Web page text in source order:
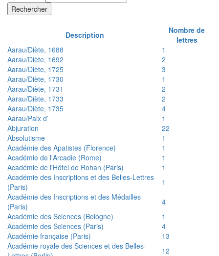
Rechercher
Description
Nombre de
lettres
Aarau/Diète, 1688
1
Aarau/Diète, 1692
2
Aarau/Diète, 1725
3
Aarau/Diète, 1730
1
Aarau/Diète, 1731
2
Aarau/Diète, 1733
2
Aarau/Diète, 1735
4
Aarau/Paix d’
1
Abjuration
22
Absolutisme
1
Académie des Apatistes (Florence)
1
Académie de l'Arcadie (Rome)
1
Académie de l'Hôtel de Rohan (Paris)
1
Académie des Inscriptions et des Belles-Lettres
(Paris)
1
Académie des Inscriptions et des Médailles
(Paris)
4
Académie des Sciences (Bologne)
1
Académie des Sciences (Paris)
4
Académie française (Paris)
13
Académie royale des Sciences et des Belles-
12